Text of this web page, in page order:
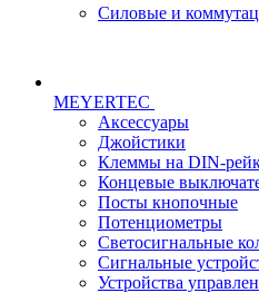
Силовые и
MEYERTEC
Аксессуары
Джойстики
Клеммы на DIN-
Концевые
Посты кнопочные
Потенциометры
Светосигнальные
Сигнальные
Устройства